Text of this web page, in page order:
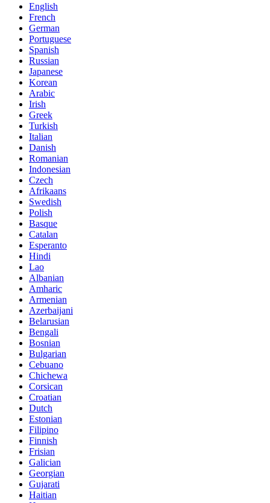
English
French
German
Portuguese
Spanish
Russian
Japanese
Korean
Arabic
Irish
Greek
Turkish
Italian
Danish
Romanian
Indonesian
Czech
Afrikaans
Swedish
Polish
Basque
Catalan
Esperanto
Hindi
Lao
Albanian
Amharic
Armenian
Azerbaijani
Belarusian
Bengali
Bosnian
Bulgarian
Cebuano
Chichewa
Corsican
Croatian
Dutch
Estonian
Filipino
Finnish
Frisian
Galician
Georgian
Gujarati
Haitian